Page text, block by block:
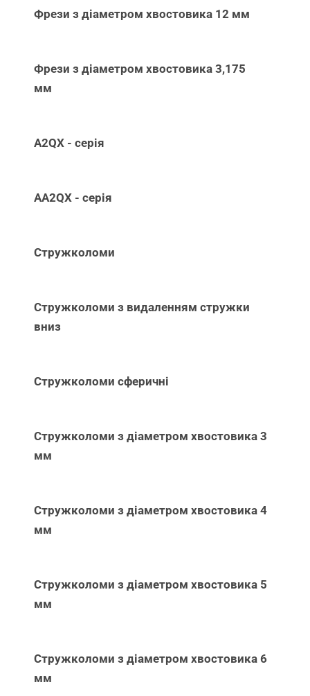
Фрези з діаметром хвостовика 12 мм
Фрези з діаметром хвостовика 3,175
мм
A2QX - серія
AA2QX - серія
Стружколоми
Стружколоми з видаленням стружки
вниз
Стружколоми сферичні
Стружколоми з діаметром хвостовика 3
мм
Стружколоми з діаметром хвостовика 4
мм
Стружколоми з діаметром хвостовика 5
мм
Стружколоми з діаметром хвостовика 6
мм